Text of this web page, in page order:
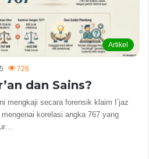
Artikel
726
dan Sains?
mengkaji secara forensik klaim I’jaz
korelasi angka 767 yang